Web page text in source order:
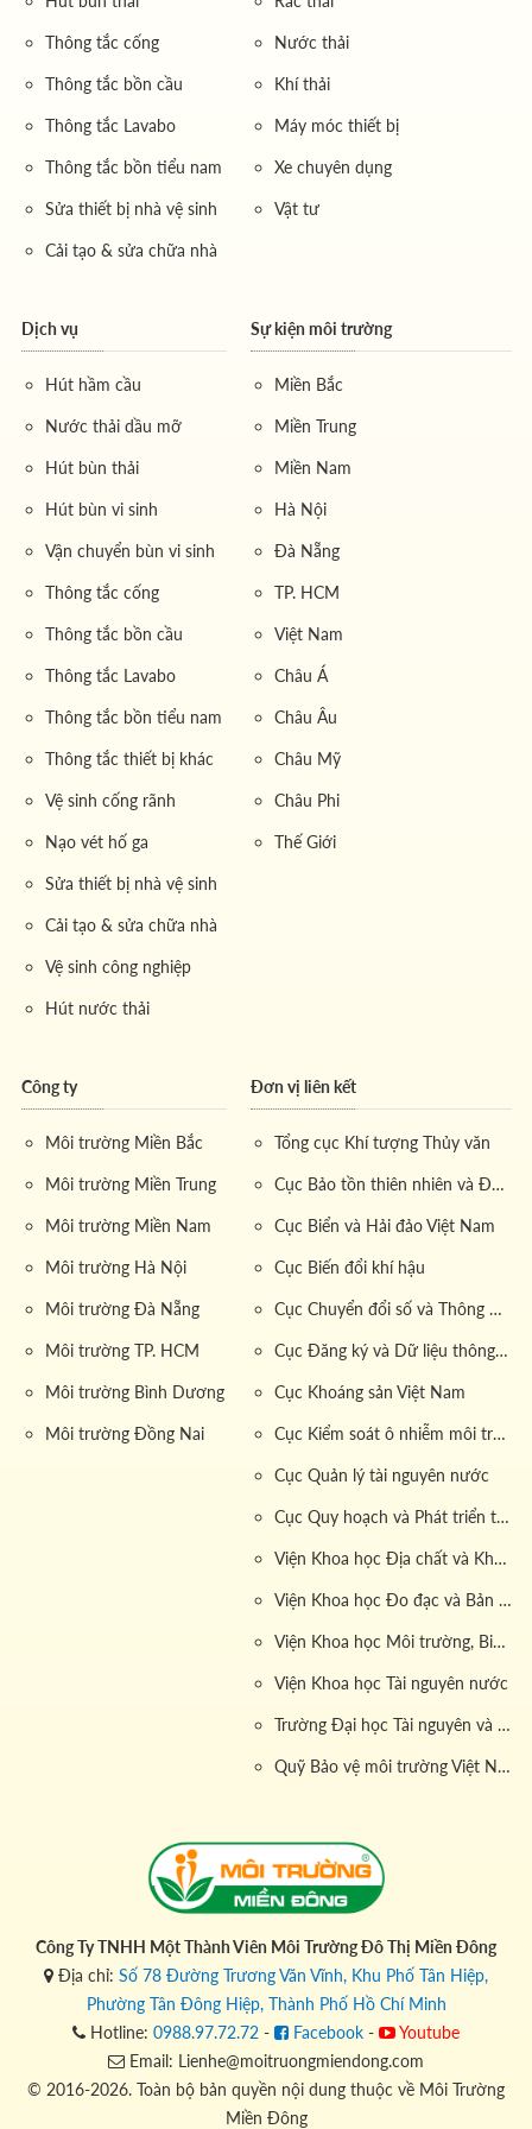
trình xử lý và vận chuyển nước thải, đảm bảo không gây
ô nhiễm môi trường và bảo vệ sức khỏe cộng đồng. Sự
nước thải xe 12 khối
đến xử lý tại các điểm trung
chuyển chuyên dụng đã tạo nên niềm tin cho khách
hàng, đặc biệt là trong bối cảnh các tiêu chuẩn về môi
Giảm thiểu rủi ro ô nhiễm từ nước thải đến nguồn
yêu cầu của khách hàng theo từng khu vực địa lý.
1.2. Quy trình vận chuyển nước thải 12
khối
Quy trình vận chuyển được thực hiện theo các bước
Chat trực tiếp với nhân viên kinh doanh hoặc qua Hotline
website.
Khảo sát hiện trạng:
Các chuyên gia sẽ trực tiếp đến
khảo sát hiện trạng khu vực cần vận chuyển nước thải.
trên khảo sát,
báo giá vận chuyển nước thải xe 12
khốiđược lập rõ ràng với đơn giá cụ thể:
Trọn gói:650,000/m³
Không bao gồm vệ sinh đáy hầm:
chưa nhân với số mét.
thải 12 khốihiện đại, đội ngũ lái xe được đào tạo bài bản
sẽ tiến hànhhút nước thải xe 12 khốian toàn và nhanh
chuyển, khách hàng được cung cấp báo cáo chi tiết về
quá trình xử lý và vận chuyển.
2. Lợi ích vượt trội của dịch vụ vận
chuyển nước thải xe 12 khối
vận chuyển nước thải sinh hoạt, vận chuyển
xuất và vận chuyển nước thải chăn nuôimang đến
nhiều lợi ích thiết thực cho khách hàng trong và ngoài
Tiết kiệm chi phí và thời gian
giúp khách hàng tiết kiệm thời gian
trong việc quản lý và xử lý nước thải. Thay vì phải tự lo
thiểu chi phí phát sinh và đảm bảo quy trình diễn ra
tính toán hợp lý, phù hợp với mọi đối tượng khách hàng
từ hộ gia đình đến các khu công nghiệp lớn.
Sự chuyên nghiệp và kinh nghiệm của đội ngũ kỹ thuật
viên, lái xe chuyên nghiệp là yếu tố then chốt mang lại
hiệu quả tối ưu cho quá trình vận chuyển.
Thông tắc cống
Thông tắc bồn cầu
Thông tắc Lavabo
Thông tắc bồn tiểu nam
Sửa thiết bị nhà vệ sinh
Cải tạo & sửa chữa nhà
Nước thải
Khí thải
Máy móc thiết bị
Xe chuyên dụng
Vật tư
Dịch vụ
Hút hầm cầu
Nước thải dầu mỡ
Hút bùn thải
Hút bùn vi sinh
Vận chuyển bùn vi sinh
Thông tắc cống
Thông tắc bồn cầu
Thông tắc Lavabo
Thông tắc bồn tiểu nam
Thông tắc thiết bị khác
Vệ sinh cống rãnh
Nạo vét hố ga
Sửa thiết bị nhà vệ sinh
Cải tạo & sửa chữa nhà
Vệ sinh công nghiệp
Hút nước thải
Sự kiện môi trường
Miền Bắc
Miền Trung
Miền Nam
Hà Nội
Đà Nẵng
TP. HCM
Việt Nam
Châu Á
Châu Âu
Châu Mỹ
Châu Phi
Thế Giới
Công ty
Môi trường Miền Bắc
Môi trường Miền Trung
Môi trường Miền Nam
Môi trường Hà Nội
Môi trường Đà Nẵng
Môi trường TP. HCM
Môi trường Bình Dương
Môi trường Đồng Nai
Đơn vị liên kết
Tổng cục Khí tượng Thủy văn
Cục Bảo tồn thiên nhiên và Đa dạng sinh học
Cục Biển và Hải đảo Việt Nam
Cục Biến đổi khí hậu
Cục Chuyển đổi số và Thông tin dữ liệu tài nguyên môi trường
Cục Đăng ký và Dữ liệu thông tin đất đai
Cục Khoáng sản Việt Nam
Cục Kiểm soát ô nhiễm môi trường
Cục Quản lý tài nguyên nước
Cục Quy hoạch và Phát triển tài nguyên đất
Viện Khoa học Địa chất và Khoáng sản
Viện Khoa học Đo đạc và Bản đồ
Viện Khoa học Môi trường, Biển và Hải đảo
Viện Khoa học Tài nguyên nước
Trường Đại học Tài nguyên và Môi trường
Quỹ Bảo vệ môi trường Việt Nam
Công Ty TNHH Một Thành Viên Môi Trường Đô Thị Miền Đông
Địa chỉ: Số 78 Đường Trương Văn Vĩnh, Khu Phố Tân Hiệp,
Phường Tân Đông Hiệp, Thành Phố Hồ Chí Minh
Hotline: 0988.97.72.72 - Facebook -
Youtube
Email: Lienhe@moitruongmiendong.com
© 2016-2026. Toàn bộ bản quyền nội dung thuộc về Môi Trường
Miền Đông